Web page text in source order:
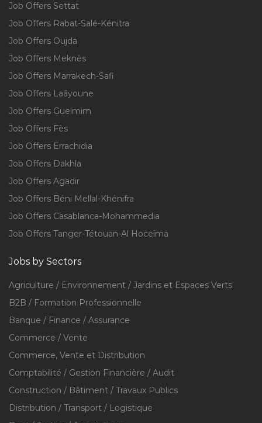
Job Offers Settat
Job Offers Rabat-Salé-Kénitra
Job Offers Oujda
Job Offers Meknès
Job Offers Marrakech-Safi
Job Offers Laâyoune
Job Offers Guelmim
Job Offers Fès
Job Offers Errachidia
Job Offers Dakhla
Job Offers Agadir
Job Offers Béni Mellal-Khénifra
Job Offers Casablanca-Mohammedia
Job Offers Tanger-Tétouan-Al Hoceïma
Jobs by Sectors
Agriculture / Environnement / Jardins et Espaces Verts
B2B / Formation Professionnelle
Banque / Finance / Assurance
Commerce / Vente
Commerce, Vente et Distribution
Comptabilité / Gestion Financière / Audit
Construction / Bâtiment / Travaux Publics
Distribution / Transport / Logistique